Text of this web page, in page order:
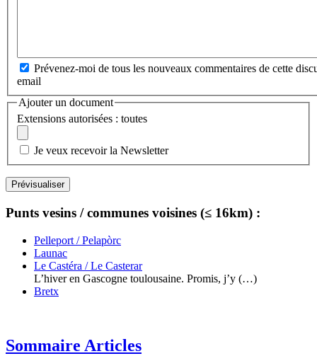
Prévenez-moi de tous les nouveaux commentaires de cette
email
Ajouter un document
Extensions autorisées : toutes
Je veux recevoir la Newsletter
Punts vesins / communes voisines (≤ 16km) :
Pelleport / Pelapòrc
Launac
Le Castéra / Le Casterar
L’hiver en Gascogne toulousaine. Promis, j’y (…)
Bretx
Sommaire Articles